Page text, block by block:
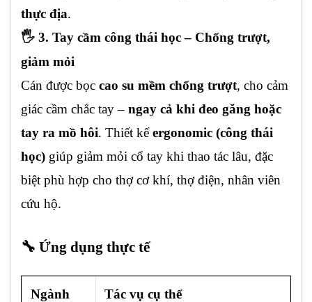
thực địa.
🖐️ 3. Tay cầm công thái học – Chống trượt,
giảm mỏi
Cán được bọc cao su mềm chống trượt, cho cảm
giác cầm chắc tay – ngay cả khi đeo găng hoặc
tay ra mồ hôi. Thiết kếergonomic (công thái
học) giúp giảm mỏi cổ tay khi thao tác lâu, đặc
biệt phù hợp cho thợ cơ khí, thợ điện, nhân viên
cứu hộ.
🔧 Ứng dụng thực tế
Ngành
Tác vụ cụ thể